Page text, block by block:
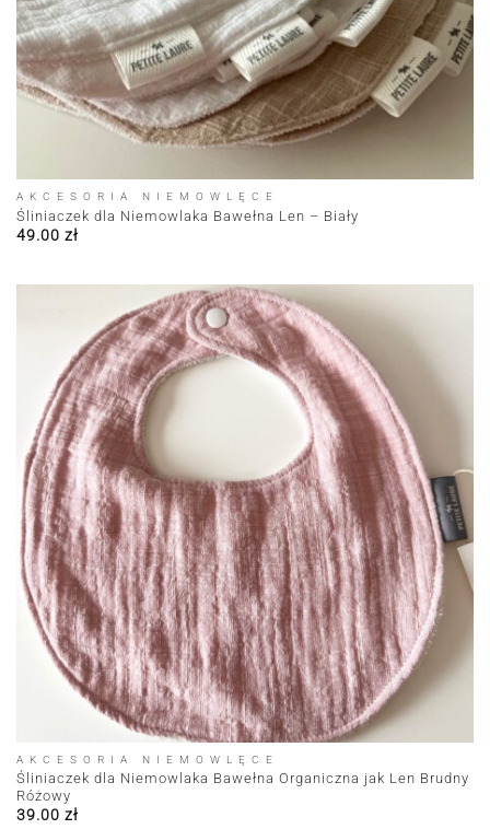
AKCESORIA NIEMOWLĘCE
Śliniaczek dla Niemowlaka Bawełna Len – Biały
49.00 zł
AKCESORIA NIEMOWLĘCE
Śliniaczek dla Niemowlaka Bawełna Organiczna jak Len Brudny
Różowy
39.00 zł